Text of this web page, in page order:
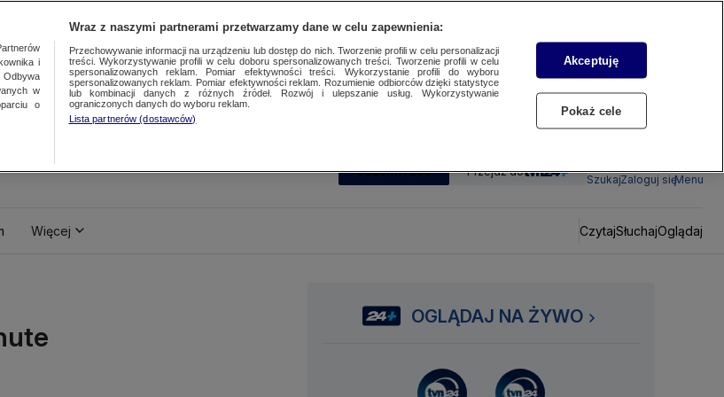
SUBSKRYBUJ Przejdź do
SzukajZaloguj sięMenu
Więcej CzytajSłuchajOglądaj
OGLĄDAJ NA ŻYWO
i
Odbywa
w
o
Wraz z naszymi partnerami przetwarzamy dane w celu zapewnienia:
Przechowywanie informacji na urządzeniu lub dostęp do nich. Tworzenie profili w celu personalizacji
treści. Wykorzystywanie profili w celu doboru spersonalizowanych treści. Tworzenie profili w celu
spersonalizowanych reklam. Pomiar efektywności treści. Wykorzystanie profili do wyboru
spersonalizowanych reklam. Pomiar efektywności reklam. Rozumienie odbiorców dzięki statystyce
lub kombinacji danych z różnych źródeł. Rozwój i ulepszanie usług. Wykorzystywanie
ograniczonych danych do wyboru reklam.
Lista partnerów (dostawców)
Akceptuję
Pokaż cele